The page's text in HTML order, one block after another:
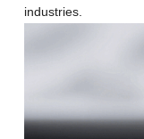
industries.